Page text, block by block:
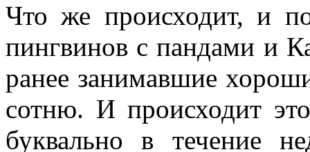
Что же происходит, и
пингвинов с пандами и
ранее занимавшие
сотню. И происходит
буквально в течение